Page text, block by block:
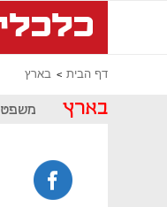
דף הבית בארץ
בארץ משפט